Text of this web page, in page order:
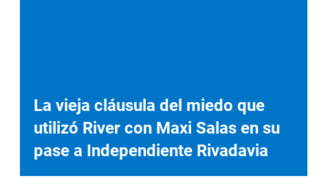
La vieja cláusula del miedo que
utilizó River con Maxi Salas en su
pase a Independiente Rivadavia